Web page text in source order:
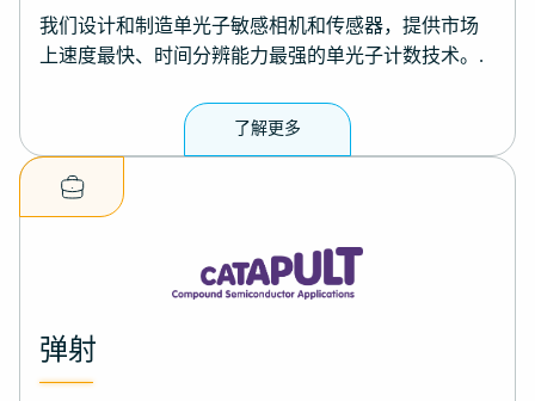
我们设计和制造单光子敏感相机和传感器，提供市场
上速度最快、时间分辨能力最强的单光子计数技术。.
了解更多
弹射